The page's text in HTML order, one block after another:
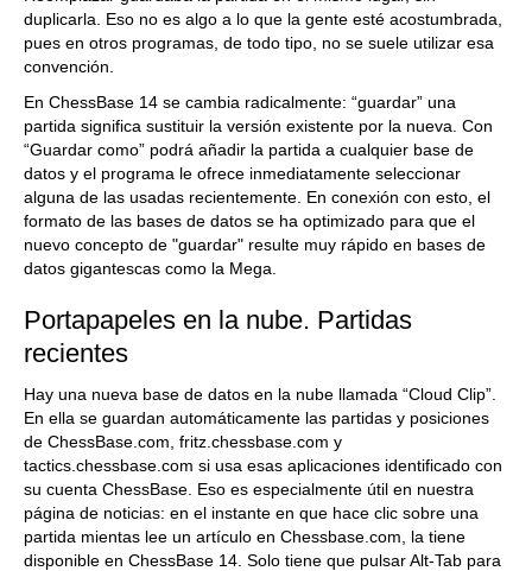
duplicarla. Eso no es algo a lo que la gente esté acostumbrada,
pues en otros programas, de todo tipo, no se suele utilizar esa
convención.
En ChessBase 14 se cambia radicalmente: “guardar” una
partida significa sustituir la versión existente por la nueva. Con
“Guardar como” podrá añadir la partida a cualquier base de
datos y el programa le ofrece inmediatamente seleccionar
alguna de las usadas recientemente. En conexión con esto, el
formato de las bases de datos se ha optimizado para que el
nuevo concepto de "guardar" resulte muy rápido en bases de
datos gigantescas como la Mega.
Portapapeles en la nube. Partidas
recientes
Hay una nueva base de datos en la nube llamada “Cloud Clip”.
En ella se guardan automáticamente las partidas y posiciones
de ChessBase.com, fritz.chessbase.com y
tactics.chessbase.com si usa esas aplicaciones identificado con
su cuenta ChessBase. Eso es especialmente útil en nuestra
página de noticias: en el instante en que hace clic sobre una
partida mientas lee un artículo en Chessbase.com, la tiene
disponible en ChessBase 14. Solo tiene que pulsar Alt-Tab para